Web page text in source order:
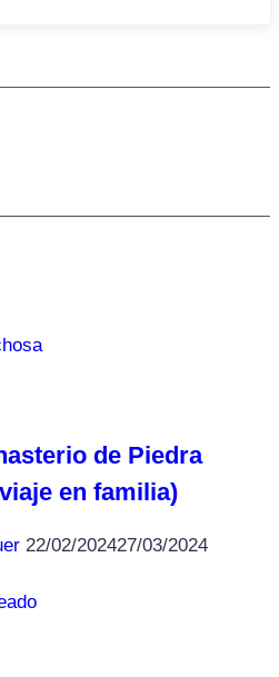
de Piedra
en familia)
22/02/202427/03/2024